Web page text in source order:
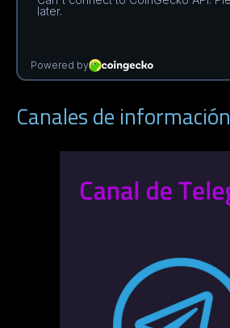
Canales de información